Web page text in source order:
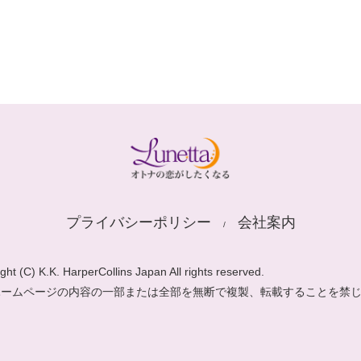
プライバシーポリシー 会社案内
(C) K.K. HarperCollins Japan All rights reserved.
ムページの内容の一部または全部を無断で複製、転載することを禁